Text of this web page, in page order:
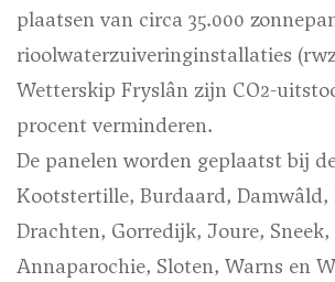
plaatsen van circa 35.000
rioolwaterzuiveringinstallaties
Wetterskip Fryslân zijn CO2-
procent verminderen.
De panelen worden geplaatst bij
Kootstertille, Burdaard, Damwâld,
Drachten, Gorredijk, Joure,
Annaparochie, Sloten, Warns en